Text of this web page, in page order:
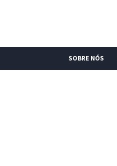
SOBRE NÓS